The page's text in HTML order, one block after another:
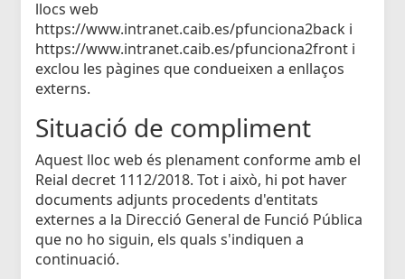
llocs web
https://www.intranet.caib.es/pfunciona2back i
https://www.intranet.caib.es/pfunciona2front i
exclou les pàgines que condueixen a enllaços
externs.
Situació de compliment
Aquest lloc web és plenament conforme amb el
Reial decret 1112/2018. Tot i això, hi pot haver
documents adjunts procedents d'entitats
externes a la Direcció General de Funció Pública
que no ho siguin, els quals s'indiquen a
continuació.